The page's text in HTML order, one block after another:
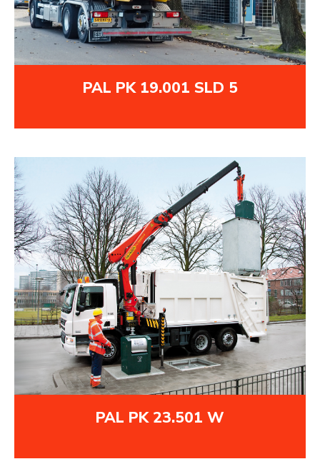
PAL PK 19.001 SLD 5
PAL PK 23.501 W